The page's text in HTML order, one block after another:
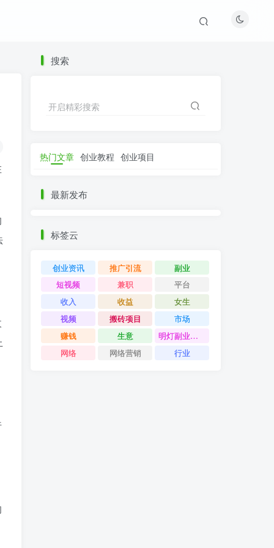
搜索
开启精彩搜索
热门文章 创业教程 创业项目
最新发布
标签云
创业资讯 推广引流
副业
短视频
兼职
平台
收入
收益
女生
视频
搬砖项目
市场
赚钱
生意
明灯副业千计
网络
网络营销 行业